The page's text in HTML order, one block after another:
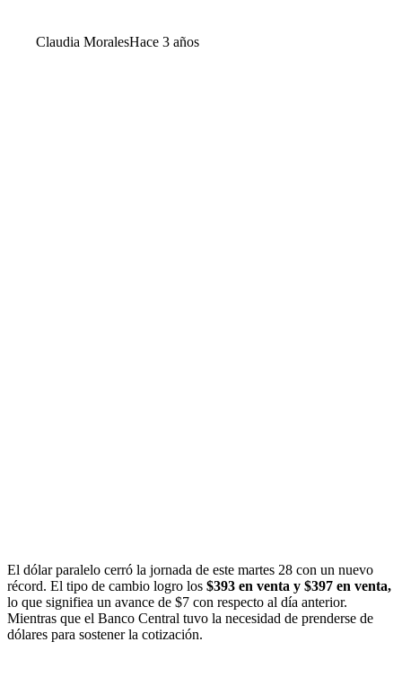
Claudia MoralesHace 3 años
El dólar paralelo cerró la jornada de este martes 28 con un nuevo
récord. El tipo de cambio logro los $393 en venta y $397 en venta,
lo que signifiea un avance de $7 con respecto al día anterior.
Mientras que el Banco Central tuvo la necesidad de prenderse de
dólares para sostener la cotización.